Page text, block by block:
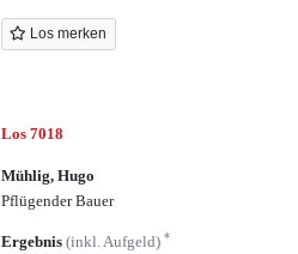
Los merken
Los 7018
Mühlig, Hugo
Pflügender Bauer
Ergebnis (inkl. Aufgeld) *